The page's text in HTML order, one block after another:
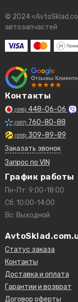
© 2024
автозапчастей
Контакты
(095) 448-06-06
(097) 760-80-88
(093) 309-89-89
Заказать звонок
Запрос по VIN
График работы
Пн-Пт: 9:00-18:00
Сб: 10:00-14:00
Вс: Выходной
Статус заказа
Контакты
Доставка и оплата
Гарантии и возврат
Договор оферты